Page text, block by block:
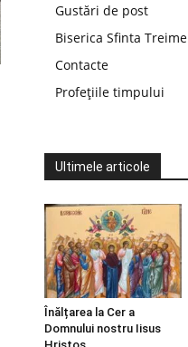
Gustări de post
Biserica Sfinta Treime
Contacte
Profețiile timpului
Ultimele articole
Înălțarea la Cer a
Domnului nostru Iisus